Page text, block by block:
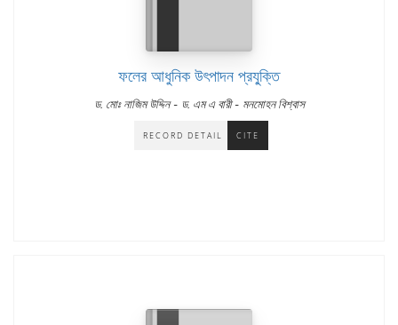
ফলের আধুনিক উৎপাদন প্রযু্ক্তি
ড. মোঃ নাজিম উদ্দিন- ড. এম এ বারী- মনমোহন বিশ্বাস
RECORD DETAIL CITE